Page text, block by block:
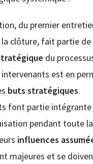
du premier
clôture, fait partie de
du
est en
buts stratégiques.
font partie intégrante
pendant toute
influences
majeures et se